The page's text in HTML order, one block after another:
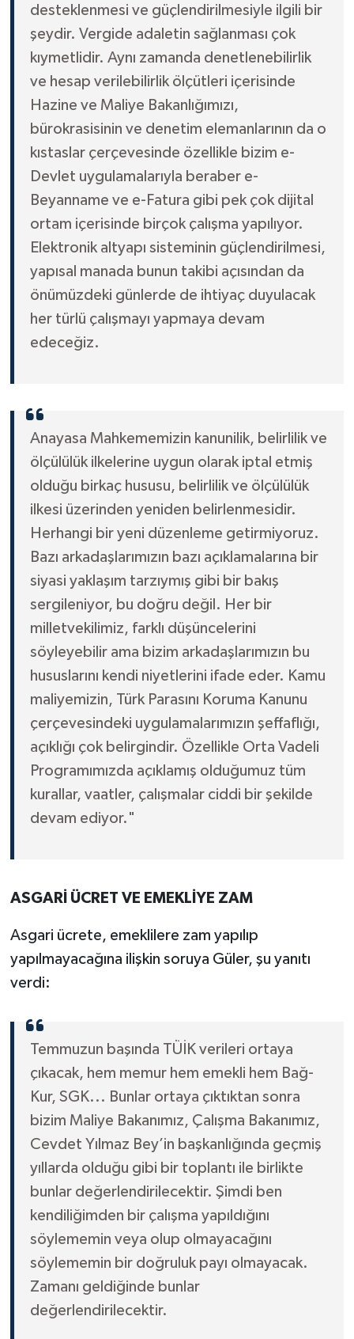
desteklenmesi ve güçlendirilmesiyle ilgili bir
şeydir. Vergide adaletin sağlanması çok
kıymetlidir. Aynı zamanda denetlenebilirlik
ve hesap verilebilirlik ölçütleri içerisinde
Hazine ve Maliye Bakanlığımızı,
bürokrasisinin ve denetim elemanlarının da o
kıstaslar çerçevesinde özellikle bizim e-
Devlet uygulamalarıyla beraber e-
Beyanname ve e-Fatura gibi pek çok dijital
ortam içerisinde birçok çalışma yapılıyor.
Elektronik altyapı sisteminin güçlendirilmesi,
yapısal manada bunun takibi açısından da
önümüzdeki günlerde de ihtiyaç duyulacak
her türlü çalışmayı yapmaya devam
edeceğiz.
Anayasa Mahkememizin kanunilik, belirlilik ve
ölçülülük ilkelerine uygun olarak iptal etmiş
olduğu birkaç hususu, belirlilik ve ölçülülük
ilkesi üzerinden yeniden belirlenmesidir.
Herhangi bir yeni düzenleme getirmiyoruz.
Bazı arkadaşlarımızın bazı açıklamalarına bir
siyasi yaklaşım tarzıymış gibi bir bakış
sergileniyor, bu doğru değil. Her bir
milletvekilimiz, farklı düşüncelerini
söyleyebilir ama bizim arkadaşlarımızın bu
hususlarını kendi niyetlerini ifade eder. Kamu
maliyemizin, Türk Parasını Koruma Kanunu
çerçevesindeki uygulamalarımızın şeffaflığı,
açıklığı çok belirgindir. Özellikle Orta Vadeli
Programımızda açıklamış olduğumuz tüm
kurallar, vaatler, çalışmalar ciddi bir şekilde
devam ediyor."
ASGARİ ÜCRET VE EMEKLİYE ZAM
Asgari ücrete, emeklilere zam yapılıp
yapılmayacağına ilişkin soruya Güler, şu yanıtı
verdi:
Temmuzun başında TÜİK verileri ortaya
çıkacak, hem memur hem emekli hem Bağ-
Kur, SGK... Bunlar ortaya çıktıktan sonra
bizim Maliye Bakanımız, Çalışma Bakanımız,
Cevdet Yılmaz Bey’in başkanlığında geçmiş
yıllarda olduğu gibi bir toplantı ile birlikte
bunlar değerlendirilecektir. Şimdi ben
kendiliğimden bir çalışma yapıldığını
söylememin veya olup olmayacağını
söylememin bir doğruluk payı olmayacak.
Zamanı geldiğinde bunlar
değerlendirilecektir.